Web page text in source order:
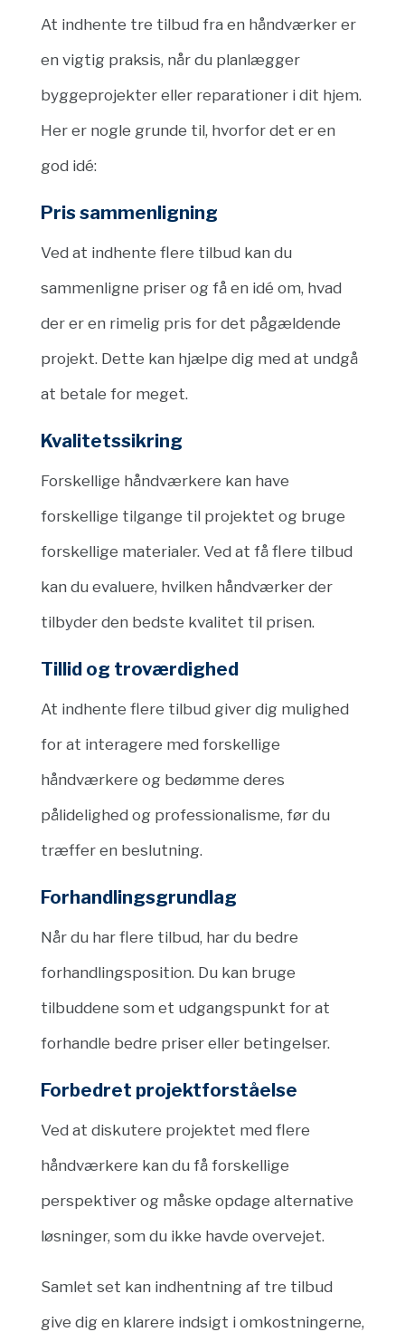
At indhente tre tilbud fra en håndværker er
en vigtig praksis, når du planlægger
byggeprojekter eller reparationer i dit hjem.
Her er nogle grunde til, hvorfor det er en
god idé:
Pris sammenligning
Ved at indhente flere tilbud kan du
sammenligne priser og få en idé om, hvad
der er en rimelig pris for det pågældende
projekt. Dette kan hjælpe dig med at undgå
at betale for meget.
Kvalitetssikring
Forskellige håndværkere kan have
forskellige tilgange til projektet og bruge
forskellige materialer. Ved at få flere tilbud
kan du evaluere, hvilken håndværker der
tilbyder den bedste kvalitet til prisen.
Tillid og troværdighed
At indhente flere tilbud giver dig mulighed
for at interagere med forskellige
håndværkere og bedømme deres
pålidelighed og professionalisme, før du
træffer en beslutning.
Forhandlingsgrundlag
Når du har flere tilbud, har du bedre
forhandlingsposition. Du kan bruge
tilbuddene som et udgangspunkt for at
forhandle bedre priser eller betingelser.
Forbedret projektforståelse
Ved at diskutere projektet med flere
håndværkere kan du få forskellige
perspektiver og måske opdage alternative
løsninger, som du ikke havde overvejet.
Samlet set kan indhentning af tre tilbud
give dig en klarere indsigt i omkostningerne,